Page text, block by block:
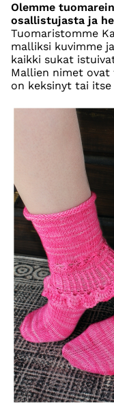
Olemme
osallistujasta ja
Tuomaristomme
malliksi kuvimme
kaikki sukat
Mallien nimet
on keksinyt tai itse